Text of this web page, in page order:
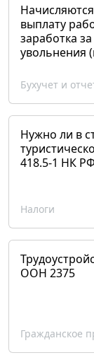
выплату
заработка
увольнения
Бухучет и
Нужно ли в
418.5-1 НК
Налоги
ООН 2375
Гражданское